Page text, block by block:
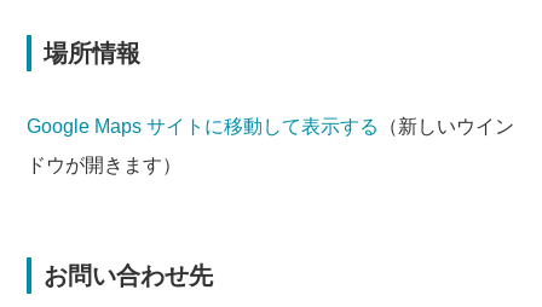
場所情報
Google Maps サイトに移動して表示する
（新しいウイン
ドウが開きます）
お問い合わせ先